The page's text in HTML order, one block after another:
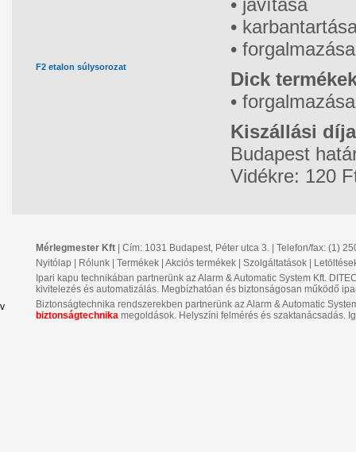
F2 etalon súlysorozat
• javítása
•
• forgalmazása
Dick
• forgalmazása
Kiszállási
Budapest
Vidékre: 120
Mérlegmester Kft | Cím: 1031 Budapest, Péter utca 3. | Telefon/fax: (1)
Nyitólap
Rólunk Termékek Akciós termékek Szolgáltatások
Ipari kapu technikában partnerünk az Alarm & Automatic System Kft.
kivitelezés és automatizálás. Megbízhatóan és biztonságosan működő
Biztonságtechnika rendszerekben partnerünk az Alarm & Automatic
biztonságtechnika megoldások. Helyszíni felmérés és szaktanácsadás.
v